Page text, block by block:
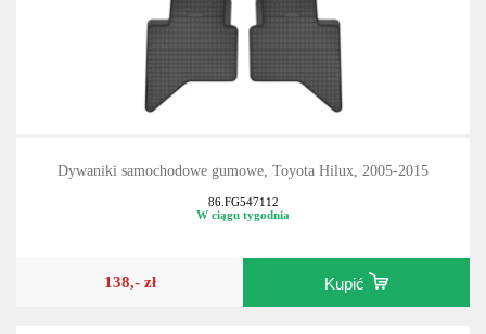
Dywaniki samochodowe gumowe, Toyota Hilux, 2005-2015
86.FG547112
W ciągu tygodnia
138,- zł Kupić